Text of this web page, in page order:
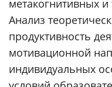
метакогнитивных и
Анализ
продуктивность
мотивационной
индивидуальных